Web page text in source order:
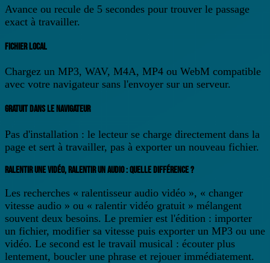
Avance ou recule de 5 secondes pour trouver le passage
exact à travailler.
FICHIER LOCAL
Chargez un MP3, WAV, M4A, MP4 ou WebM compatible
avec votre navigateur sans l'envoyer sur un serveur.
GRATUIT DANS LE NAVIGATEUR
Pas d'installation : le lecteur se charge directement dans la
page et sert à travailler, pas à exporter un nouveau fichier.
RALENTIR UNE VIDÉO, RALENTIR UN AUDIO : QUELLE DIFFÉRENCE ?
Les recherches « ralentisseur audio vidéo », « changer
vitesse audio » ou « ralentir vidéo gratuit » mélangent
souvent deux besoins. Le premier est l'édition : importer
un fichier, modifier sa vitesse puis exporter un MP3 ou une
vidéo. Le second est le travail musical : écouter plus
lentement, boucler une phrase et rejouer immédiatement.